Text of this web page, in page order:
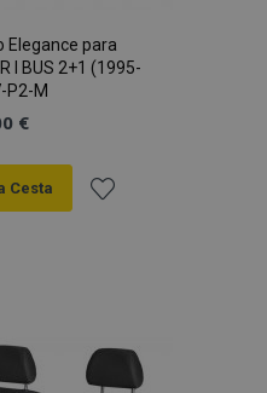
Elegance para
I BUS 2+1 (1995-
P2-M
€
Cesta
de